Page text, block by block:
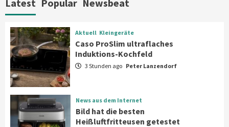
7
Angeboten
1
Aktuell Kleingeräte
Caso ProSlim ultraflaches Induktions-
Kochfeld
News aus dem Internet
Bild hat die besten Heißluftfritteusen
getestet
Latest Popular Newsbeat
Aktuell Kleingeräte
Caso ProSlim ultraflaches
Induktions-Kochfeld
3 Stunden ago Peter Lanzendorf
News aus dem Internet
Bild hat die besten
Heißluftfritteusen getestet